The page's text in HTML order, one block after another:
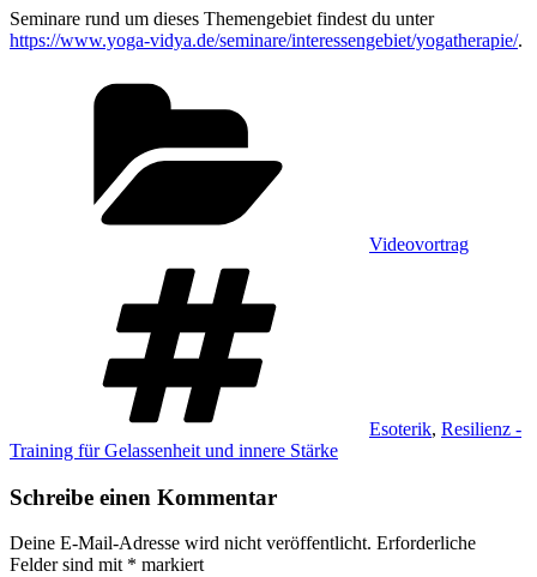
Seminare rund um dieses Themengebiet findest du unter
https://www.yoga-vidya.de/seminare/interessengebiet/yogatherapie/.
Videovortrag
Esoterik, Resilienz -
Training für Gelassenheit und innere Stärke
Schreibe einen Kommentar
Deine E-Mail-Adresse wird nicht veröffentlicht. Erforderliche
Felder sind mit * markiert